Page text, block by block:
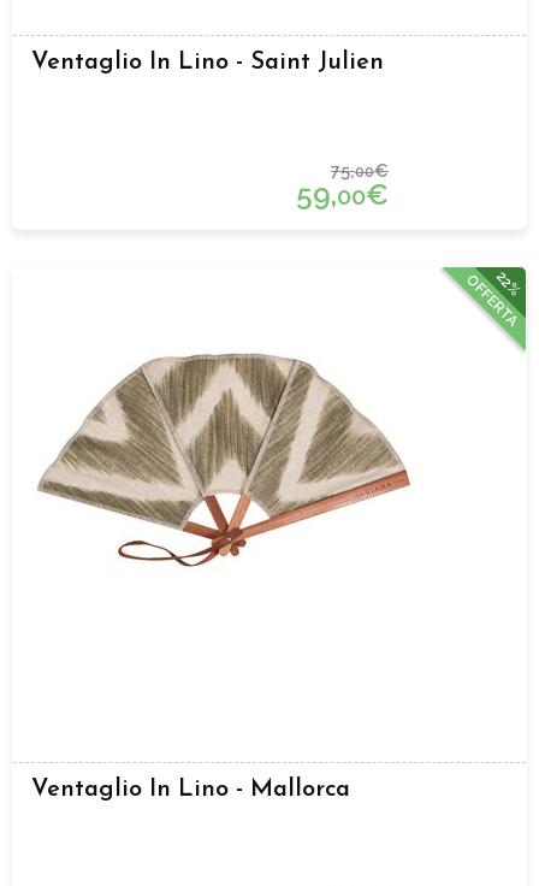
Ventaglio In Lino - Saint Julien
75,00€
59,00€
22%
OFFERTA
Ventaglio In Lino - Mallorca